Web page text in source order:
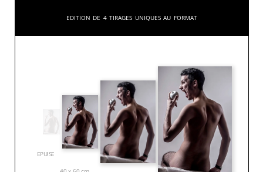
Edition de 4 tirages uniques au format
EPUISE